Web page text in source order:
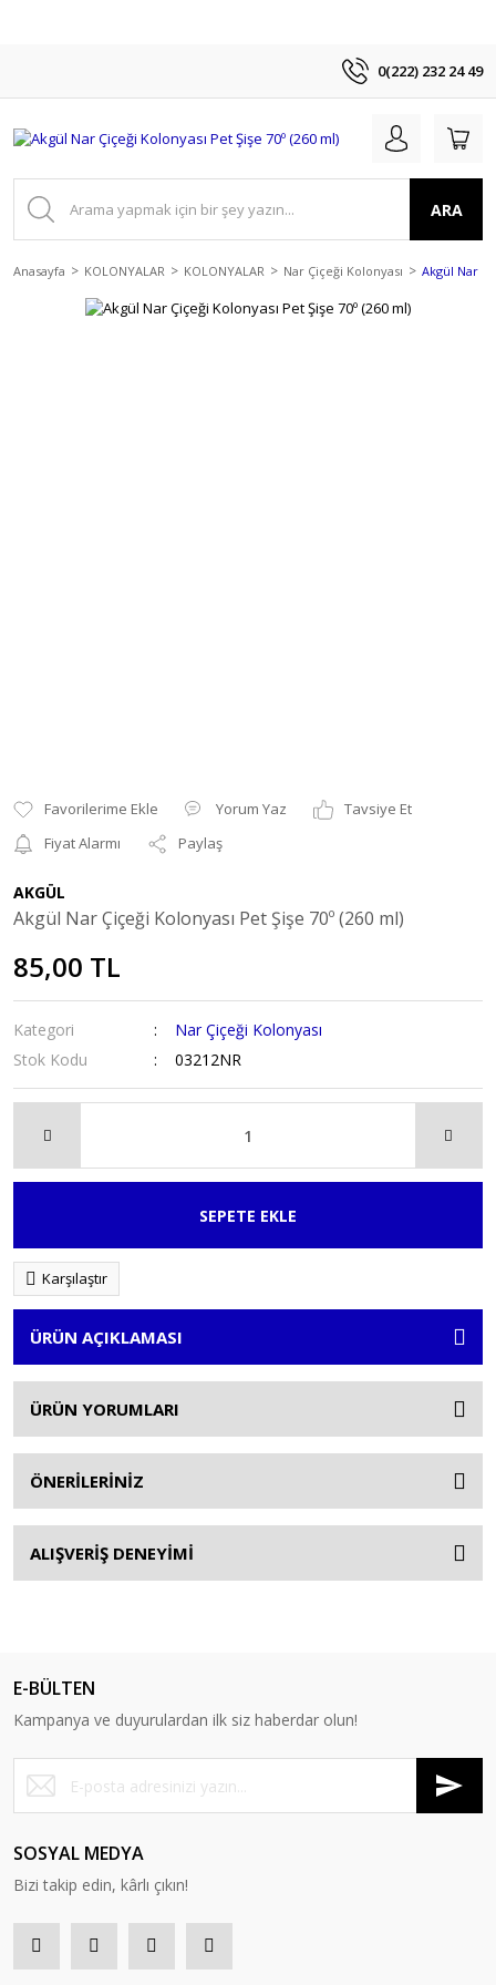
0(222) 232 24 49
ARA
Anasayfa KOLONYALAR KOLONYALAR Nar Çiçeği Kolonyası Akgül Nar
Yorum Yaz
Tavsiye Et
Fiyat Alarmı
Paylaş
AKGÜL
Akgül Nar Çiçeği Kolonyası Pet Şişe 70º (260 ml)
85,00 TL
Kategori
Nar Çiçeği Kolonyası
Stok Kodu
03212NR
SEPETE EKLE
Karşılaştır
ÜRÜN AÇIKLAMASI
ÜRÜN YORUMLARI
ÖNERİLERİNİZ
ALIŞVERİŞ DENEYİMİ
E-BÜLTEN
Kampanya ve duyurulardan ilk siz haberdar olun!
SOSYAL MEDYA
Bizi takip edin, kârlı çıkın!